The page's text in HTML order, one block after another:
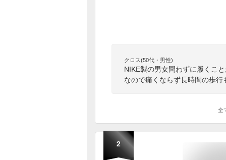
クロス(50代・男性)
NIKE製の男女問わずに履くこ
なので痛くならず長時間の歩
全
2